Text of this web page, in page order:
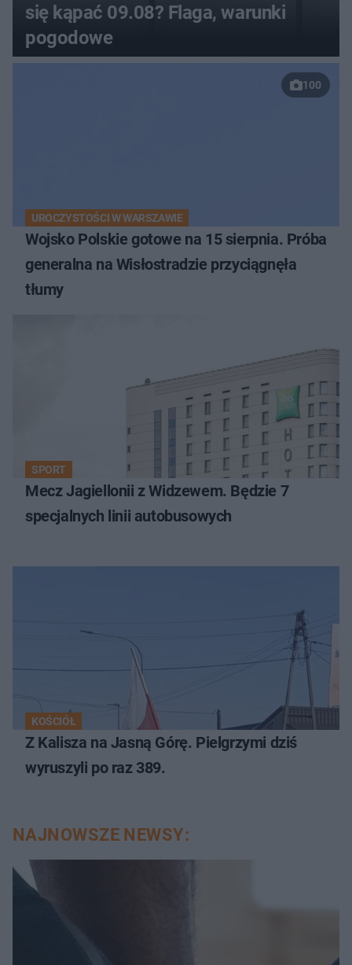
się kąpać 09.08? Flaga, warunki
pogodowe
100
UROCZYSTOŚCI W WARSZAWIE
Wojsko Polskie gotowe na 15 sierpnia. Próba
generalna na Wisłostradzie przyciągnęła
tłumy
SPORT
Mecz Jagiellonii z Widzewem. Będzie 7
specjalnych linii autobusowych
KOŚCIÓŁ
Z Kalisza na Jasną Górę. Pielgrzymi dziś
wyruszyli po raz 389.
NAJNOWSZE NEWSY: